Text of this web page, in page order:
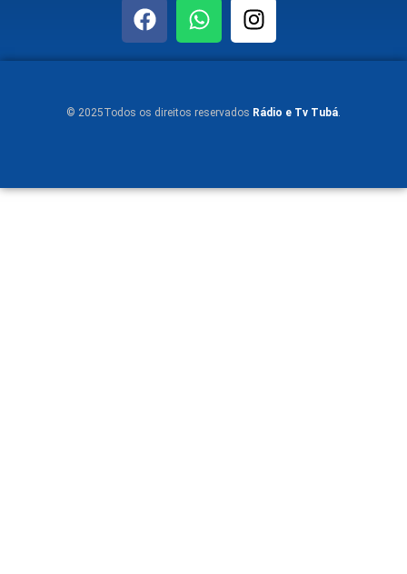
© 2025Todos os direitos reservados Rádio e Tv Tubá.